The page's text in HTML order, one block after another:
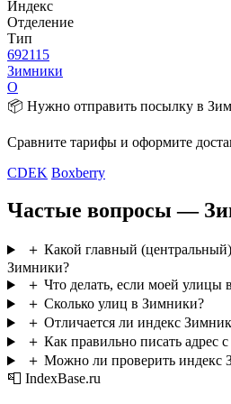
Индекс
Отделение
Тип
692115
Зимники
О
📦 Нужно отправить посылку в
Сравните тарифы и оформите
CDEK Boxberry
Частые вопросы —
＋ Какой главный
Зимники?
＋ Что делать, если моей улицы
＋ Сколько улиц в Зимники?
＋ Отличается ли индекс
＋ Как правильно писать адрес
＋ Можно ли проверить индекс
📮 IndexBase.ru